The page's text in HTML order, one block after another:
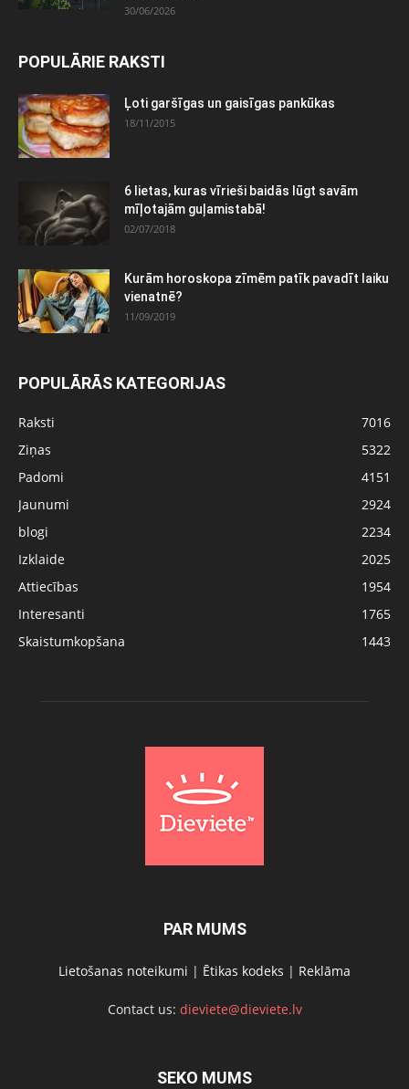
30/06/2026
POPULĀRIE RAKSTI
Ļoti garšīgas un gaisīgas pankūkas
18/11/2015
6 lietas, kuras vīrieši baidās lūgt savām
mīļotajām guļamistabā!
02/07/2018
Kurām horoskopa zīmēm patīk pavadīt laiku
vienatnē?
11/09/2019
POPULĀRĀS KATEGORIJAS
Raksti
7016
Ziņas
5322
Padomi
4151
Jaunumi
2924
blogi
2234
Izklaide
2025
Attiecības
1954
Interesanti
1765
Skaistumkopšana
1443
PAR MUMS
Lietošanas noteikumi | Ētikas kodeks | Reklāma
Contact us: dieviete@dieviete.lv
SEKO MUMS